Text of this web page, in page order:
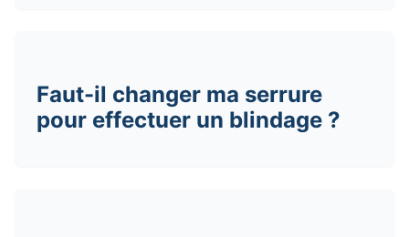
Faut-il changer ma serrure
pour effectuer un blindage ?